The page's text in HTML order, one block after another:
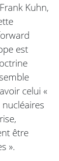
Kuhn,
est
celui «
être
».